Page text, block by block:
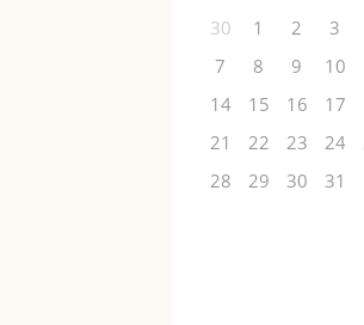
30 1 2 3
7
8 9 10
14
15 16 17
21
22 23 24
28
29 30 31